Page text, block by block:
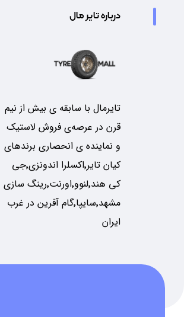
درباره تایر مال
تایرمال با سابقه ی بیش از نیم
قرن در عرصه‌ی فروش لاستیک
و نماینده ی انحصاری برندهای
کیان تایر٬اکسلرا اندونزی٬جی
کی هند٬لنوو٬اورنت٬رینگ سازی
مشهد٬سایپا٬گام آفرین در غرب
ایران